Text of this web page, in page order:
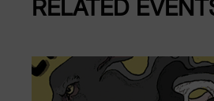
RELATED